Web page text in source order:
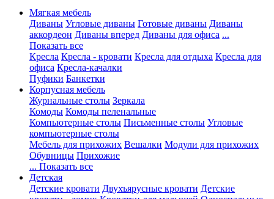
Мягкая мебель
Диваны Угловые диваны Готовые диваны Диваны
аккордеон Диваны вперед Диваны для офиса ...
Показать все
Кресла Кресла - кровати Кресла для отдыха Кресла для
офиса Кресла-качалки
Пуфики Банкетки
Корпусная мебель
Журнальные столы Зеркала
Комоды Комоды пеленальные
Компьютерные столы Письменные столы Угловые
компьютерные столы
Мебель для прихожих Вешалки Модули для прихожих
Обувницы Прихожие
... Показать все
Детская
Детские кровати Двухъярусные кровати Детские